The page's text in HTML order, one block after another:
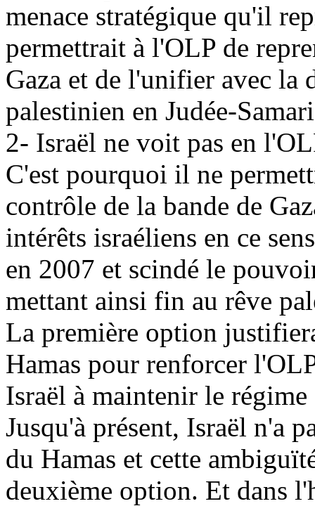
menace stratégique qu'il
permettrait à l'OLP de
Gaza et de l'unifier avec la
palestinien en Judée-
2- Israël ne voit pas en
C'est pourquoi il ne
contrôle de la bande de
intérêts israéliens en ce
en 2007 et scindé le
mettant ainsi fin au rêve
La première option
Hamas pour renforcer
Israël à maintenir le
Jusqu'à présent, Israël n'a
du Hamas et cette
deuxième option. Et dans